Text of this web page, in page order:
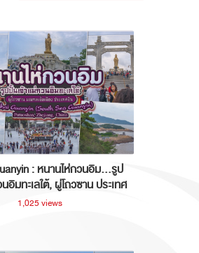
: หนานไห่กวนอิม...รูป
อิมทะเลใต้, ผู่โถวซาน ประเทศ
จีน
1,025 views